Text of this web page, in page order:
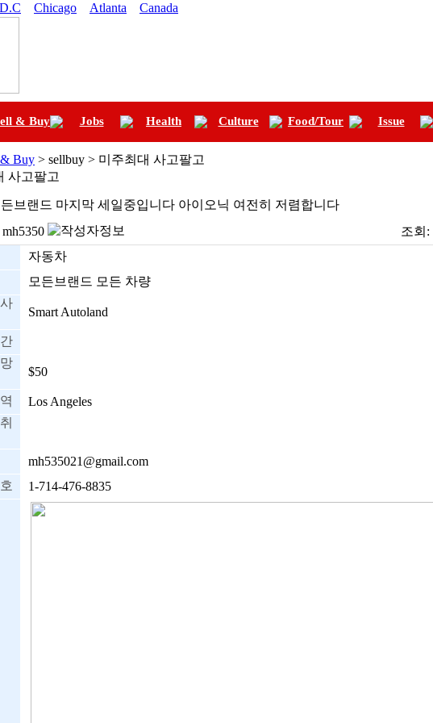
Chicago Atlanta Canada
& Buy Jobs Health Culture Food/Tour Issue
Buy > sellbuy > 미주최대 사고팔고
사고팔고
브랜드 마지막 세일중입니다 아이오닉 여전히 저렴합니다
mh5350
조회:
자동차
모든브랜드 모든 차량
Smart Autoland
$50
Los Angeles
mh535021@gmail.com
1-714-476-8835